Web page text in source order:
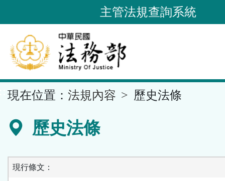
到
要
內
容
區
主管法規查詢系統
現在位置： 法規內容 歷史法條
歷史法條
現行條文：